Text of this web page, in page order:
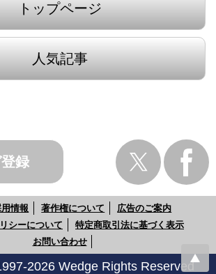
トップページ
人気記事
録
情報 著作権について
広告のご案内
シーについて
特定商取引法に基づく表示
お問い合わせ
2026 Wedge Rights Reserved